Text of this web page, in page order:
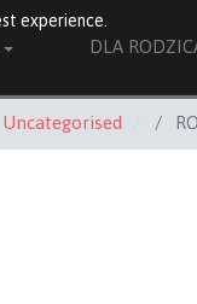
DLA
Uncategorised
experience.